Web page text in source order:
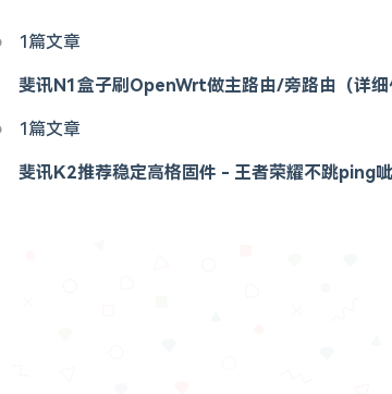
1篇文章
斐讯N1盒子刷OpenWrt做主路由/旁路由（详细
1篇文章
斐讯K2推荐稳定高格固件 - 王者荣耀不跳ping